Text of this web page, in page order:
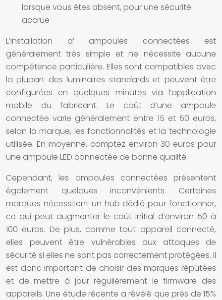
lorsque vous êtes absent, pour une sécurité
accrue
L’installation d’ ampoules connectées est
généralement très simple et ne nécessite aucune
compétence particulière. Elles sont compatibles avec
la plupart desluminaires standards et peuvent être
configurées en quelques minutes via l’application
mobile du fabricant. Le coût d’une ampoule
connectéevarie généralement entre 15 et 50 euros,
selon la marque, les fonctionnalités et la technologie
utilisée. En moyenne, comptez environ 30 euros pour
une ampoule LED connectée de bonne qualité.
Cependant, les ampoules connectées présentent
également quelques inconvénients. Certaines
marques nécessitent un hub dédié pour fonctionner,
ce qui peut augmenter le coût initial d’environ 50 à
100 euros. De plus, comme tout appareil connecté,
elles peuvent être vulnérables aux attaques de
sécurité si elles ne sont pas correctement protégées. Il
est donc important de choisir des marques réputées
et de mettre à jour régulièrement le firmware des
appareils. Une étude récente a révélé que près de 15%